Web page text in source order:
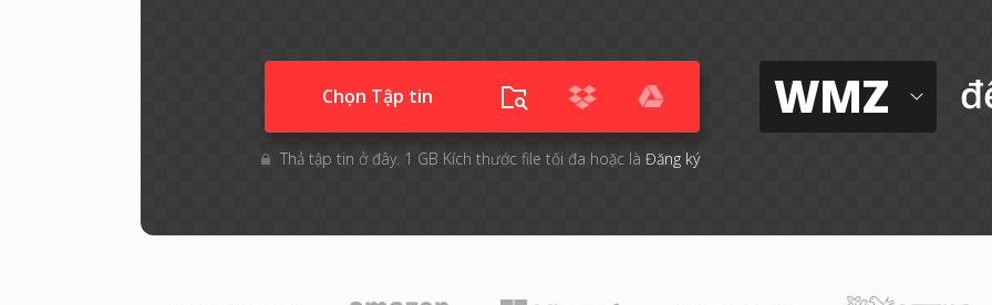
Chọn Tập tin
Thả tập tin ở đây. 1 GB Kích thước file tối đa hoặc là Đăng ký
WMZ